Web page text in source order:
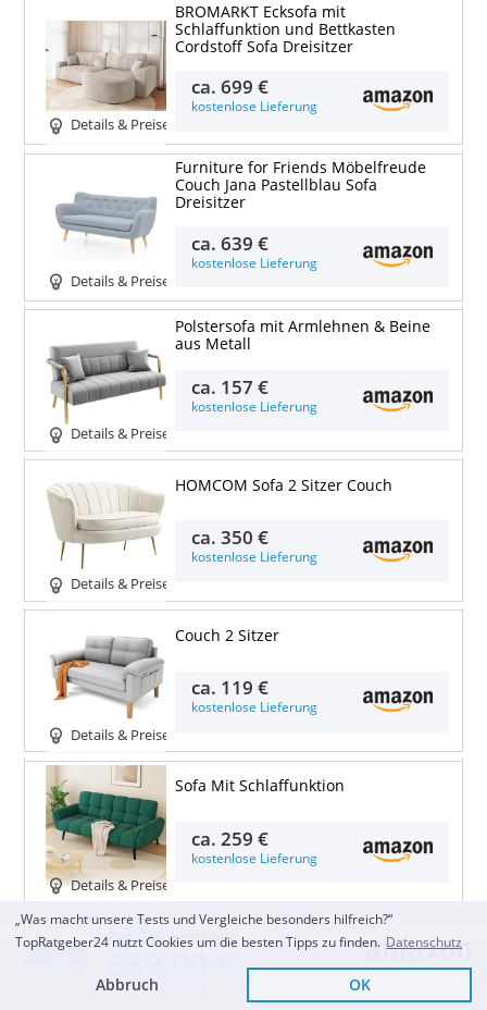
Zum Top Angebot
KOSTENLOSE LIEFERUNG
Details & Preise
BROMARKT Ecksofa mit
Schlaffunktion und Bettkasten
Cordstoff Sofa Dreisitzer
ca.699 €
kostenlose Lieferung
Details & Preise
Furniture for Friends Möbelfreude
Couch Jana Pastellblau Sofa
Dreisitzer
ca.639 €
kostenlose Lieferung
Details & Preise
Polstersofa mit Armlehnen & Beine
aus Metall
ca. 157 €
kostenlose Lieferung
Details & Preise
HOMCOM Sofa 2 Sitzer Couch
ca.350 €
kostenlose Lieferung
Details & Preise
Couch 2 Sitzer
ca. 119 €
kostenlose Lieferung
Details & Preise
Sofa Mit Schlaffunktion
ca.259 €
kostenlose Lieferung
Klappbares Schlafsofa Couch Sofa
„Was macht unsere Tests und Vergleiche besonders hilfreich?“
TopRatgeber24 nutzt Cookies um die besten Tipps zu finden. Datenschutz
Abbruch OK